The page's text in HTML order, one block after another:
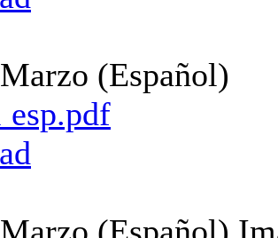
(Español)